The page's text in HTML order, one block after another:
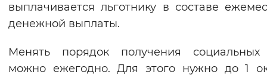
выплачивается льготнику в составе
денежной выплаты.
Менять порядок получения социальных
можно ежегодно. Для этого нужно до 1